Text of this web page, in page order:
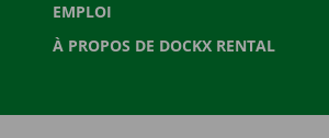
EMPLOI
À PROPOS DE DOCKX RENTAL